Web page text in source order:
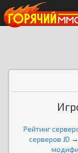
Рейтинг
серверов JD →